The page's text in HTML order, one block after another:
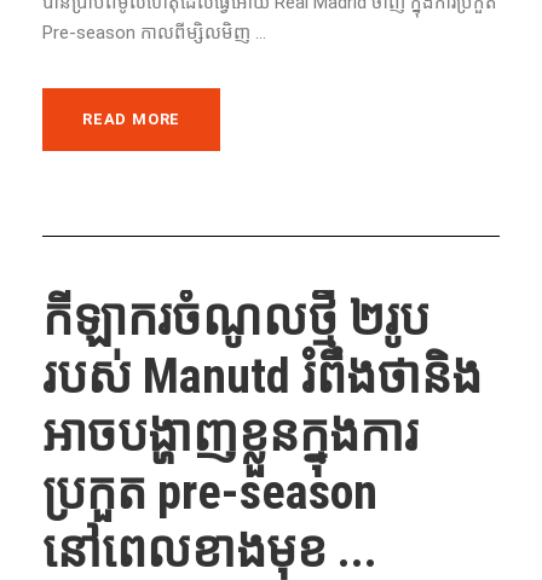
Pre-season កាលពីម្សិលមិញ ...
READ MORE
កីឡាករចំណូលថ្មី ២រូប
របស់ Manutd រំពឹងថានិង
អាចបង្ហាញខ្លួនក្នុងការ
ប្រកួត pre-season
នៅពេលខាងមុខ​ ...